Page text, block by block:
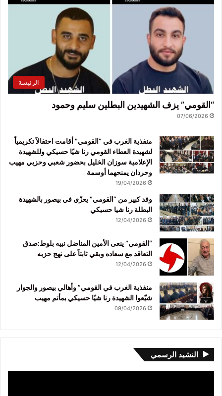
الرئيسة
“القومي” يزف الشهيدين البطلين سليم وحمود
07/06/2026
منفذية الغرب في “القومي” أقامت احتفالاً تكريمياً
لشهيدة العطاء القومي رنا شيّا حسيكي وللشهيدة
الإعلامية سوزان الخليل بحضور شعبي وحزبي مهيب
وحردان يمنحهما أوسمة
19/04/2026
وفد كبير من “القومي” يعزّي في بيصور بالشهيدة
البطلة رنا شيا حسيكي
12/04/2026
“القومي” ينعى الأمين المناضل نبيه بلوط:صدق
التعاقد مع سعاده وبقي ثابتاً على نهج حزبه
12/04/2026
منفذية الغرب في القومي” وأهالي بيصور والجوار
شيّعوا الشهيدة رنا شيّا حسيكي بمأتم مهيب
09/04/2026
النشيد الرسمي